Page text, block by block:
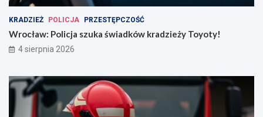
KRADZIEŻ POLICJA PRZESTĘPCZOŚĆ
Wrocław: Policja szuka świadków kradzieży Toyoty!
4 sierpnia 2026